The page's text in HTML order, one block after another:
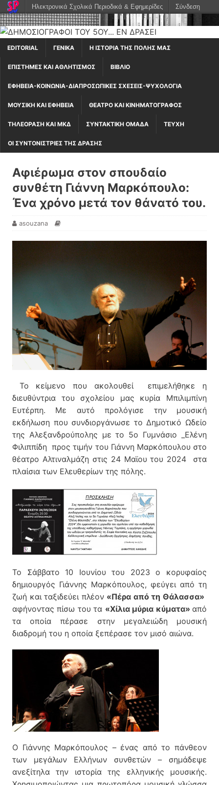
EDITORIAL ΓΕΝΙΚΆ Η ΙΣΤΟΡΊΑ ΤΗΣ ΠΌΛΗΣ ΜΑΣ
ΕΠΙΣΤΉΜΕΣ ΚΑΙ ΑΘΛΗΤΙΣΜΌΣ ΒΙΒΛΊΟ
ΕΦΗΒΕΊΑ-ΚΟΙΝΩΝΊΑ-ΔΙΑΠΡΟΣΩΠΙΚΈΣ ΣΧΈΣΕΙΣ-ΨΥΧΟΛΟΓΊΑ
ΜΟΥΣΙΚΉ ΚΑΙ ΕΦΗΒΕΊΑ ΘΈΑΤΡΟ ΚΑΙ ΚΙΝΗΜΑΤΟΓΡΆΦΟΣ
ΤΗΛΕΌΡΑΣΗ ΚΑΙ ΜΚΔ ΣΥΝΤΑΚΤΙΚΉ ΟΜΆΔΑ ΤΕΎΧΗ
ΟΙ ΣΥΝΤΟΝΙΣΤΡΙΕΣ ΤΗΣ ΔΡΑΣΗΣ
Αφιέρωμα στον σπουδαίο
συνθέτη Γιάννη Μαρκόπουλο:
Ένα χρόνο μετά τον θάνατό του.
asouzana
Το κείμενο που ακολουθεί επιμελήθηκε η
διευθύντρια του σχολείου μας κυρία Μπιλιμπίνη
Ευτέρπη. Με αυτό προλόγισε την μουσική
εκδήλωση που συνδιοργάνωσε το Δημοτικό Ωδείο
της Αλεξανδρούπολης με το 5ο Γυμνάσιο _Ελένη
Φιλιππίδη προς τιμήν του Γιάννη Μαρκόπουλου στο
θέατρο Αλτιναλμάζη στις 24 Μαϊου του 2024 στα
πλαίσια των Ελευθερίων της πόλης.
Το Σάββατο 10 Ιουνίου του 2023 ο κορυφαίος
δημιουργός Γιάννης Μαρκόπουλος, φεύγει από τη
ζωή και ταξιδεύει πλέον «Πέρα από τη Θάλασσα»
αφήνοντας πίσω του τα «Χίλια μύρια κύματα»από
τα οποία πέρασε στην μεγαλειώδη μουσική
διαδρομή του η οποία ξεπέρασε τον μισό αιώνα.
Ο Γιάννης Μαρκόπουλος – ένας από το πάνθεον
των μεγάλων Ελλήνων συνθετών – σημάδεψε
ανεξίτηλα την ιστορία της ελληνικής μουσικής.
Ηλεκτρονικά Σχολικά Περιοδικά & Εφημερίδες Σύνδεση